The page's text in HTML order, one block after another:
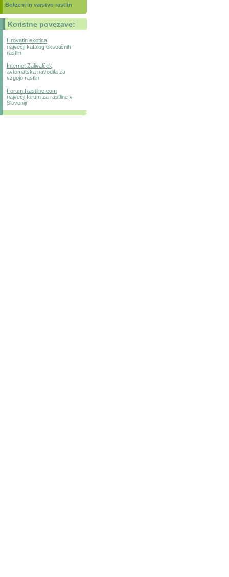
Bolezni in varstvo rastlin
Koristne povezave:
Hrovatin exotica
največji katalog eksotičnih
rastlin
Internet Zalivalček
avtomatska navodila za
vzgojo rastlin
Forum Rastline.com
največji forum za rastline v
Sloveniji